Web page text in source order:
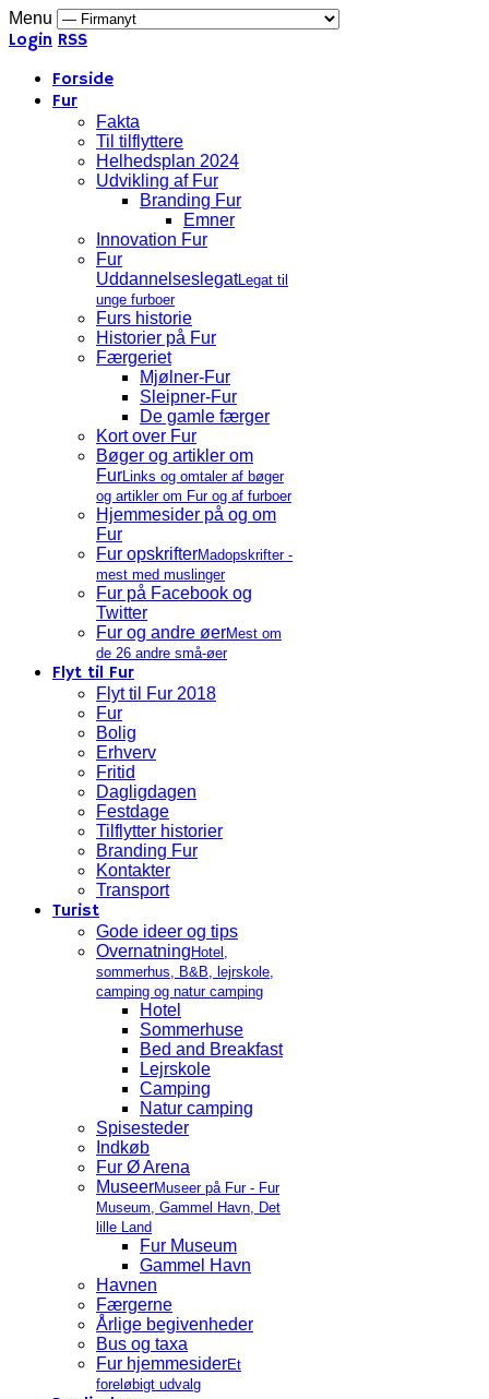
Menu
Login RSS
Forside
Fur
Fakta
Til tilflyttere
Helhedsplan 2024
Udvikling af Fur
Branding Fur
Emner
Innovation Fur
Fur
UddannelseslegatLegat til
unge furboer
Furs historie
Historier på Fur
Færgeriet
Mjølner-Fur
Sleipner-Fur
De gamle færger
Kort over Fur
Bøger og artikler om
FurLinks og omtaler af bøger
og artikler om Fur og af furboer
Hjemmesider på og om
Fur
Fur opskrifterMadopskrifter -
mest med muslinger
Fur på Facebook og
Twitter
Fur og andre øerMest om
de 26 andre små-øer
Flyt til Fur
Flyt til Fur 2018
Fur
Bolig
Erhverv
Fritid
Dagligdagen
Festdage
Tilflytter historier
Branding Fur
Kontakter
Transport
Turist
Gode ideer og tips
Overnatning Hotel,
sommerhus, B&B, lejrskole,
camping og natur camping
Hotel
Sommerhuse
Bed and Breakfast
Lejrskole
Camping
Natur camping
Spisesteder
Indkøb
Fur Ø Arena
MuseerMuseer på Fur - Fur
Museum, Gammel Havn, Det
lille Land
Fur Museum
Gammel Havn
Havnen
Færgerne
Årlige begivenheder
Bus og taxa
Fur hjemmesiderEt
foreløbigt udvalg